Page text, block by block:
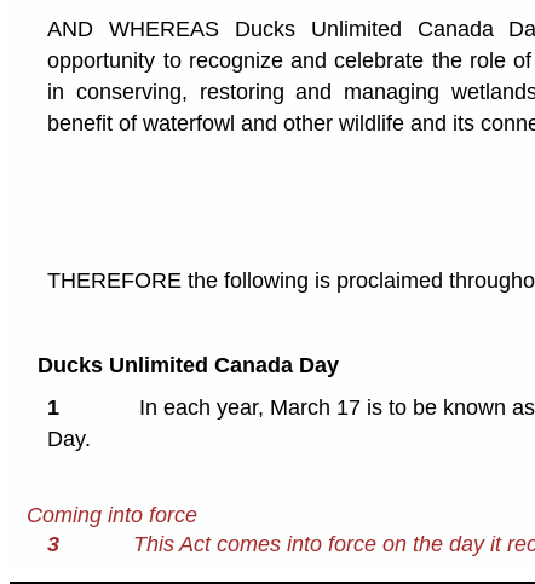
AND WHEREAS Ducks Unlimited Canada
opportunity to recognize and celebrate the role
in conserving, restoring and managing
benefit of waterfowl and other wildlife and its
THEREFORE the following is proclaimed
Ducks Unlimited Canada Day
1
In each year, March 17 is to be known
Day.
Coming into force
3
This Act comes into force on the day it